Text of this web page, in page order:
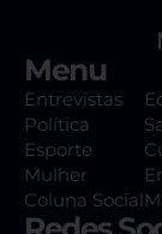
Menu
Entrevistas
Política
Esporte
Mulher
Coluna Social